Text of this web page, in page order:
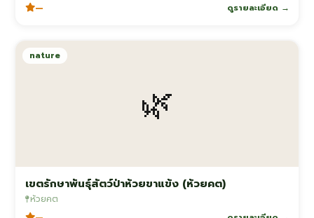
— ดูรายละเอียด →
🌿
nature
เขตรักษาพันธุ์สัตว์ป่าห้วยขาแข้ง (ห้วยคต)
ห้วยคต